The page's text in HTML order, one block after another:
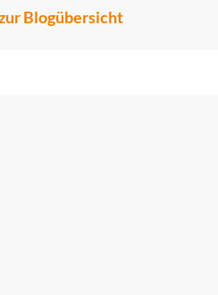
Blogübersicht